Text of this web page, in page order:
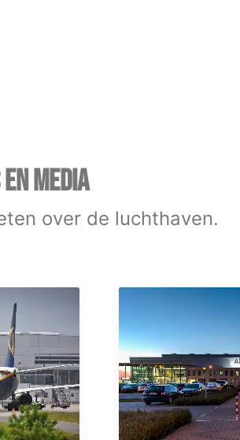
MEDIA
over de luchthaven.